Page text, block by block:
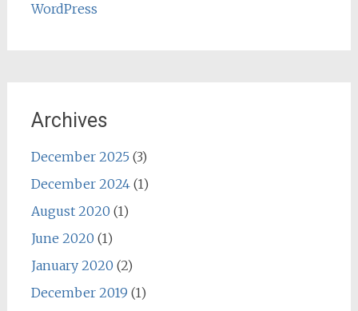
WordPress
Archives
December 2025 (3)
December 2024(1)
August 2020 (1)
June 2020 (1)
January 2020 (2)
December 2019 (1)